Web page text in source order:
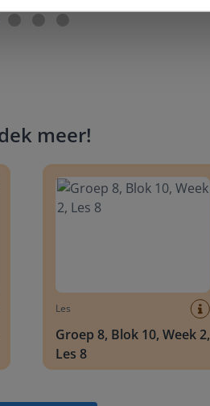
meer!
Les
Groep 8, Blok 10, Week 2,
Les 8